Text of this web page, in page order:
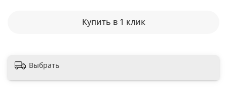
Купить в 1 клик
Выбрать